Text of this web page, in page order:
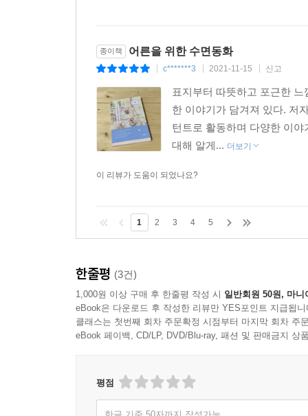
종이책 어른을 위한 수면동화
c*******3 2021-11-15 신고
표지부터 따뜻하고 포근한
한 이야기가 담겨져 있다. 저
턴트로 활동하며 다양한 이
대해 알게... 더보기
이 리뷰가 도움이 되었나요?
1 2 3 4 5
한줄평 (3건)
1,000원 이상 구매 후 한줄평 작성 시 일반회원 50원, 마니
eBook은 다운로드 후 작성한 리뷰만 YES포인트 지급됩니
클래스는 첫번째 회차 주문확정 시점부터 마지막 회차 주
eBook 페이백, CD/LP, DVD/Blu-ray, 패션 및 판매금지 상
평점